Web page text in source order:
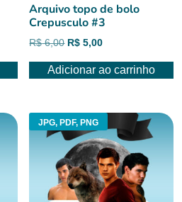
Arquivo topo de bolo
Crepusculo #3
R$6,00 O
original
R$ 5,00O
atual
Adicionar ao carrinho
JPG, PDF, PNG